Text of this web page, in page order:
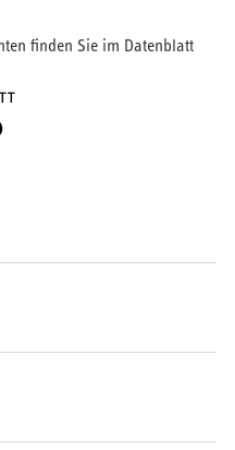
finden Sie im Datenblatt